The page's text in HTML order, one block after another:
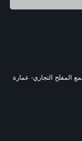
المفلح التجاري- عمارة